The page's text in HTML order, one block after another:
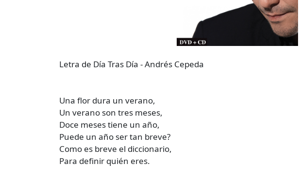
Letra de Día Tras Día - Andrés Cepeda
Una flor dura un verano,
Un verano son tres meses,
Doce meses tiene un año,
Puede un año ser tan breve?
Como es breve el diccionario,
Para definir quién eres.